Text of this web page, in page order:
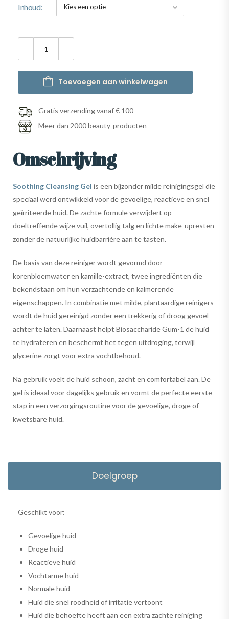
Inhoud
Toevoegen aan winkelwagen
Gratis verzending vanaf € 100
Meer dan 2000 beauty-producten
Omschrijving
Soothing Cleansing Gel is een bijzonder milde reinigingsgel die
speciaal werd ontwikkeld voor de gevoelige, reactieve en snel
geïrriteerde huid. De zachte formule verwijdert op
doeltreffende wijze vuil, overtollig talg en lichte make-upresten
zonder de natuurlijke huidbarrière aan te tasten.
De basis van deze reiniger wordt gevormd door
korenbloemwater en kamille-extract, twee ingrediënten die
bekendstaan om hun verzachtende en kalmerende
eigenschappen. In combinatie met milde, plantaardige reinigers
wordt de huid gereinigd zonder een trekkerig of droog gevoel
achter te laten. Daarnaast helpt Biosaccharide Gum-1 de huid
te hydrateren en beschermt het tegen uitdroging, terwijl
glycerine zorgt voor extra vochtbehoud.
Na gebruik voelt de huid schoon, zacht en comfortabel aan. De
gel is ideaal voor dagelijks gebruik en vormt de perfecte eerste
stap in een verzorgingsroutine voor de gevoelige, droge of
kwetsbare huid.
Doelgroep
Geschikt voor:
Gevoelige huid
Droge huid
Reactieve huid
Vochtarme huid
Normale huid
Huid die snel roodheid of irritatie vertoont
Huid die behoefte heeft aan een extra zachte reiniging